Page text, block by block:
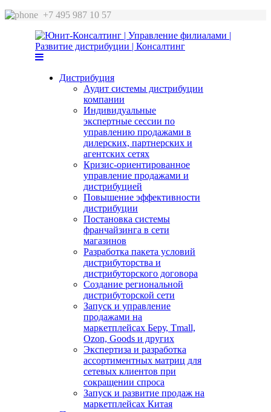
+7 495 987 10 57
Дистрибуция
Аудит системы дистрибуции
компании
Индивидуальные
экспертные сессии по
управлению продажами в
дилерских, партнерских и
агентских сетях
Кризис-ориентированное
управление продажами и
дистрибуцией
Повышение эффективности
дистрибуции
Постановка системы
франчайзинга в сети
магазинов
Разработка пакета условий
дистрибуторства и
дистрибуторского договора
Создание региональной
дистрибуторской сети
Запуск и управление
продажами на
маркетплейсах Беру, Tmall,
Ozon, Goods и других
Экспертиза и разработка
ассортиментных матриц для
сетевых клиентов при
сокращении спроса
Запуск и развитие продаж на
маркетплейсах Китая